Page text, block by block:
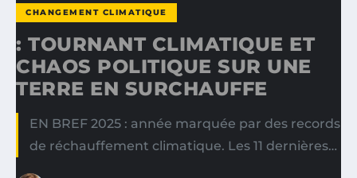
CHANGEMENT CLIMATIQUE
: TOURNANT CLIMATIQUE ET
CHAOS POLITIQUE SUR UNE
TERRE EN SURCHAUFFE
EN BREF 2025 : année marquée par des records
de réchauffement climatique. Les 11 dernières…